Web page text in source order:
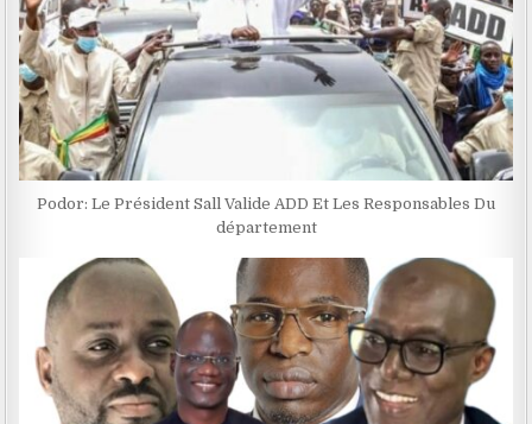
Podor: Le Président Sall Valide ADD Et Les Responsables Du
département